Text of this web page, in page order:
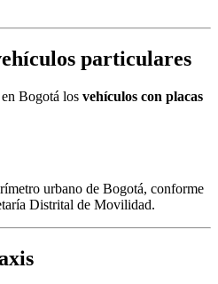
particulares
Bogotá los vehículos con placas
urbano de Bogotá, conforme
Distrital de Movilidad.